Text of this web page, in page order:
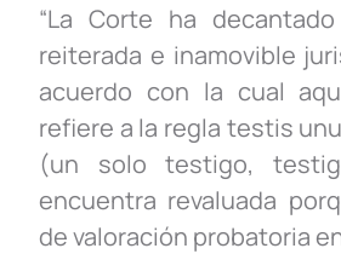
“La Corte ha
reiterada e inamovible
acuerdo con la cual
refiere a la regla testis
(un solo testigo,
encuentra revaluada
de valoración probatoria